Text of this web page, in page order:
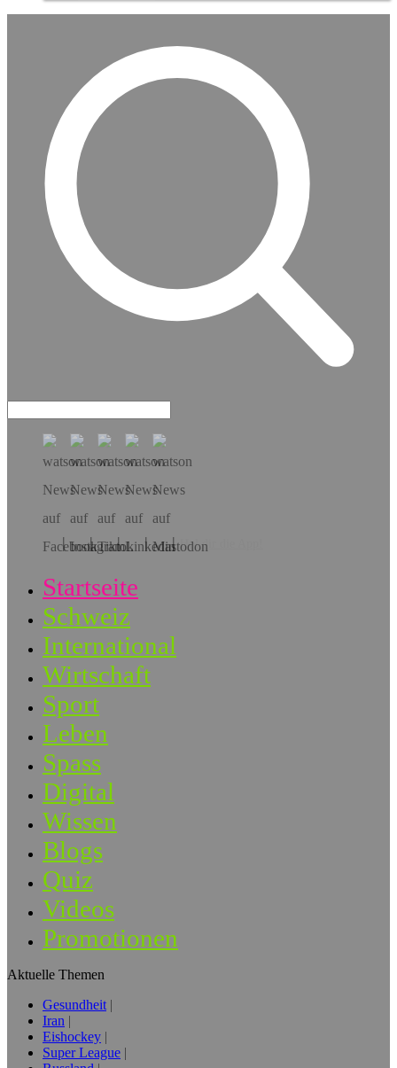
Hol dir die App!
Startseite
Schweiz
International
Wirtschaft
Sport
Leben
Spass
Digital
Wissen
Blogs
Quiz
Videos
Promotionen
Aktuelle Themen
Gesundheit
Iran
Eishockey
Super League